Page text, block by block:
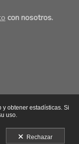
con nosotros.
obtener estadísticas. Si
uso.
Rechazar